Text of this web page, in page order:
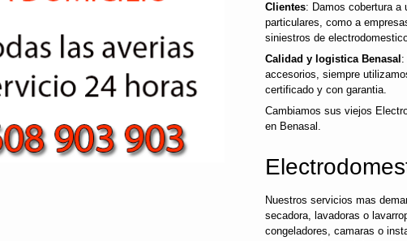
Clientes: Damos cobertura a
particulares, como a
siniestros de
Calidad y logistica Benasal :
accesorios, siempre
certificado y con garantia.
Cambiamos sus viejos
en Benasal.
Nuestros servicios mas
secadora, lavadoras o
congeladores, camaras o